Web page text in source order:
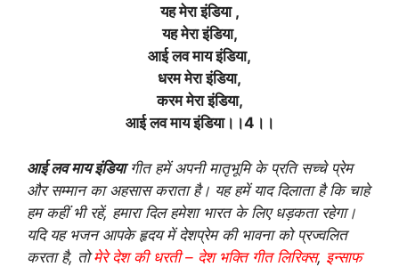
यह मेरा इंडिया ,
यह मेरा इंडिया,
आई लव माय इंडिया,
धरम मेरा इंडिया,
करम मेरा इंडिया,
आई लव माय इंडिया।।4।।
आई लव माय इंडियागीत हमें अपनी मातृभूमि के प्रति सच्चे प्रेम
और सम्मान का अहसास कराता है। यह हमें याद दिलाता है कि चाहे
हम कहीं भी रहें, हमारा दिल हमेशा भारत के लिए धड़कता रहेगा।
यदि यह भजन आपके हृदय में देशप्रेम की भावना को प्रज्वलित
करता है, तो मेरे देश की धरती – देश भक्ति गीत लिरिक्स, इन्साफ